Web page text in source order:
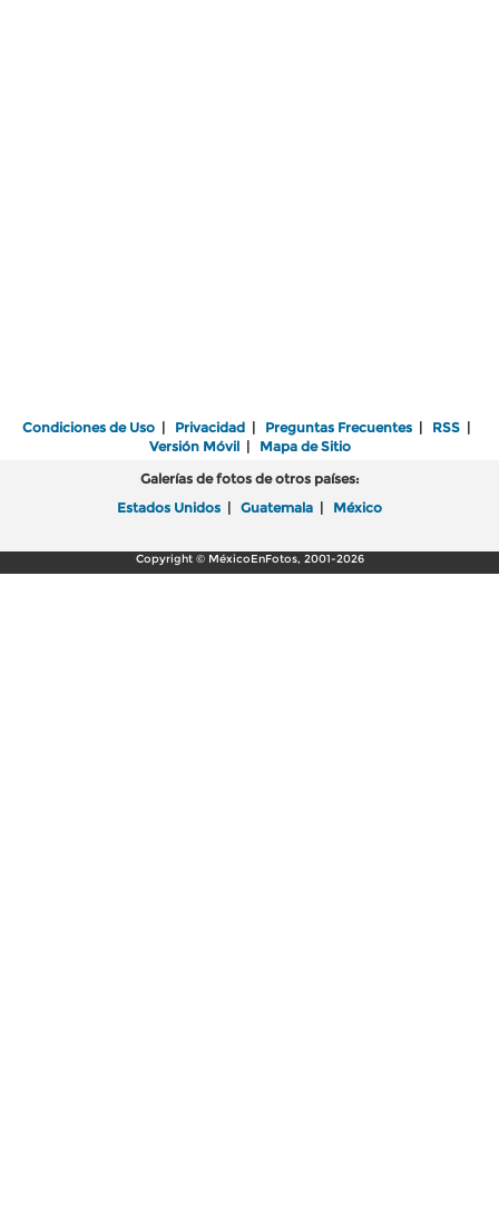
Condiciones de Uso | Privacidad | Preguntas Frecuentes | RSS |
Versión Móvil| Mapa de Sitio
Galerías de fotos de otros países:
Estados Unidos | Guatemala | México
Copyright © MéxicoEnFotos, 2001-2026